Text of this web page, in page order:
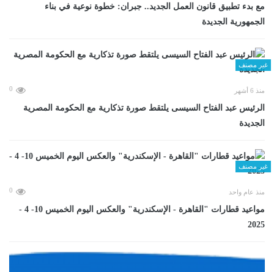
مع بدء تطبيق قانون العمل الجديد.. جبران: خطوة نوعية في بناء
الجمهورية الجديدة
غير مصنف
منذ 6 أشهر 0
الرئيس عبد الفتاح السيسى يلتقط صورة تذكارية مع الحكومة المصرية
الجديدة
غير مصنف
منذ عام واحد 0
مواعيد قطارات "القاهرة - الإسكندرية" والعكس اليوم الخميس 10- 4 -
2025